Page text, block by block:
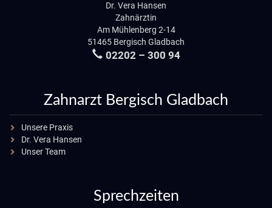
Dr. Vera Hansen
Zahnärztin
Am Mühlenberg 2-14
51465 Bergisch Gladbach
02202 – 300 94
Zahnarzt Bergisch Gladbach
Unsere Praxis
Dr. Vera Hansen
Unser Team
Sprechzeiten